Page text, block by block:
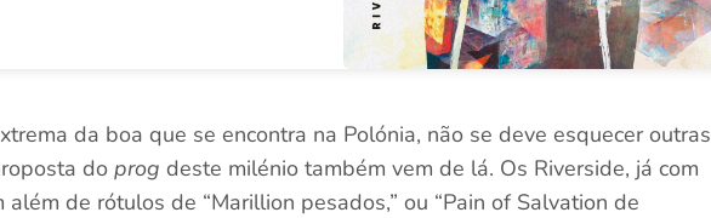
da boa que se encontra na Polónia, não se deve esquecer outras
doprog deste milénio também vem de lá. Os Riverside, já com
de rótulos de “Marillion pesados,” ou “Pain of Salvation de